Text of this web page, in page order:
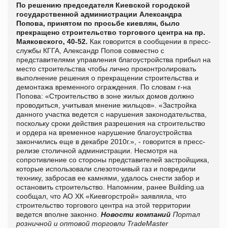
По решению председателя Киевской городской
государственной администрации Александра
Попова, принятом по просьбе киевлян, было
прекращено строительство торгового центра на пр.
Маяковского, 40-52. Как говорится в сообщении в пресс-
службы КГГА, Александр Попов совместно с
представителями управления благоустройства прибыл на
место строительства чтобы лично проконтролировать
выполнение решения о прекращении строительства и
демонтажа временного ограждения. По словам г-на
Попова: «Строительство в зоне жилых домов должно
проводиться, учитывая мнение жильцов». «Застройка
данного участка ведется с нарушения законодательства,
поскольку сроки действия разрешения на строительство
и ордера на временное нарушение благоустройства
закончились еще в декабре 2010г.», - говорится в пресс-
релизе столичной администрации. Несмотря на
сопротивление со стороны представителей застройщика,
которые использовали слезоточивый газ и повредили
технику, забросав ее камнями, удалось снести забор и
остановить строительство. Напомним, ранее Building.ua
сообщал, что АО ХК «Киевгорстрой» заявляла, что
строительство торгового центра на этой территории
ведется вполне законно. Новости компаний Портал
розничной и оптовой торговли TradeMaster